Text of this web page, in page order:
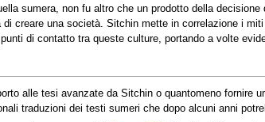
sumera, non fu altro che un prodotto della
creare una società. Sitchin mette in correlazione i
di contatto tra queste culture, portando a volte
alle tesi avanzate da Sitchin o quantomeno fornire
traduzioni dei testi sumeri che dopo alcuni anni